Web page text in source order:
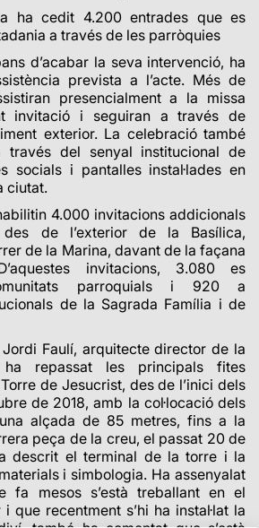
ha cedit 4.200 entrades que es
a través de les parròquies
d’acabar la seva intervenció, ha
prevista a l’acte. Més de
presencialment a la missa
invitació i seguiran a través de
exterior. La celebració també
del senyal institucional de
socials i pantalles instal·lades en
ciutat.
4.000 invitacions addicionals
de l’exterior de la Basílica,
de la Marina, davant de la façana
invitacions, 3.080 es
parroquials i 920 a
de la Sagrada Família i de
Faulí, arquitecte director de la
ha repassat les principals fites
de Jesucrist, des de l’inici dels
de 2018, amb la col·locació dels
alçada de 85 metres, fins a la
peça de la creu, el passat 20 de
descrit el terminal de la torre i la
i simbologia. Ha assenyalat
fa mesos s’està treballant en el
que recentment s’hi ha instal·lat la